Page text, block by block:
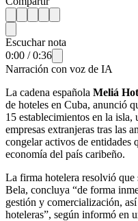
Escuchar nota
0:00 /0:36
Narración con voz de IA
La cadena española Meliá
de hoteles en Cuba, anunció
15 establecimientos en la isla,
empresas extranjeras tras las
congelar activos de entidades
economía del país caribeño.
La firma hotelera resolvió
Bela, concluya “de forma
gestión y comercialización,
hoteleras”, según informó en